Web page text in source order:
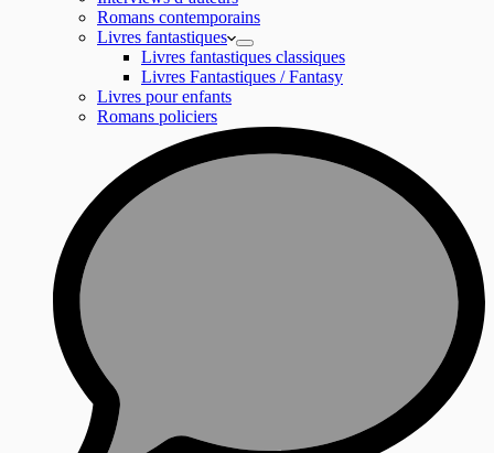
Romans contemporains
Livres fantastiques
Livres fantastiques classiques
Livres Fantastiques / Fantasy
Livres pour enfants
Romans policiers